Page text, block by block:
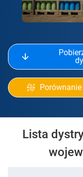
Lista